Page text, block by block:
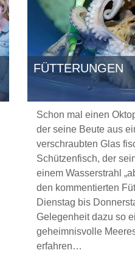
FÜTTERUNGEN
Schon mal einen
der seine Beute aus
verschraubten Glas
Schützenfisch, der
einem Wasserstrahl
den kommentierten
Dienstag bis
Gelegenheit dazu so
geheimnisvolle
erfahren…